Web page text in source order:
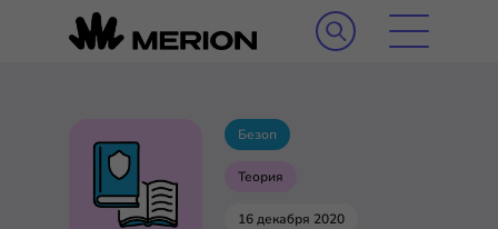
Безоп
Теория
16 декабря 2020